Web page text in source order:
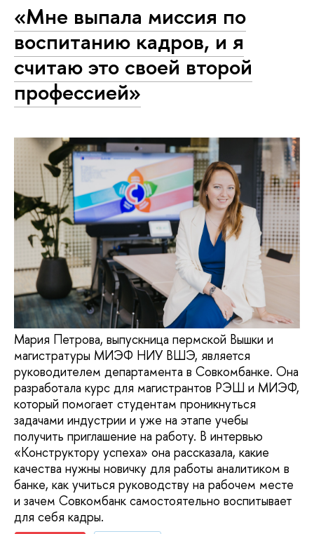
«Мне выпала миссия по
воспитанию кадров, и я
считаю это своей второй
профессией»
Мария Петрова, выпускница пермской Вышки и
магистратуры МИЭФ НИУ ВШЭ, является
руководителем департамента в Совкомбанке. Она
разработала курс для магистрантов РЭШ и МИЭФ,
который помогает студентам проникнуться
задачами индустрии и уже на этапе учебы
получить приглашение на работу. В интервью
«Конструктору успеха» она рассказала, какие
качества нужны новичку для работы аналитиком в
банке, как учиться руководству на рабочем месте
и зачем Совкомбанк самостоятельно воспитывает
для себя кадры.